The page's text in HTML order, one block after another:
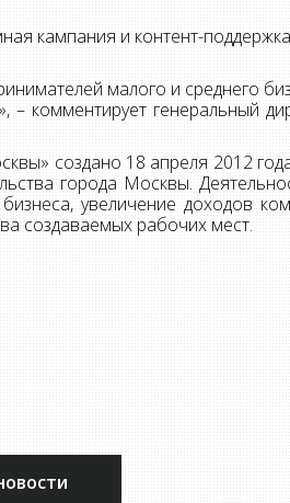
кампания и контент-
малого и среднего
комментирует генеральный
создано 18 апреля 2012
города Москвы.
увеличение доходов
создаваемых рабочих мест.